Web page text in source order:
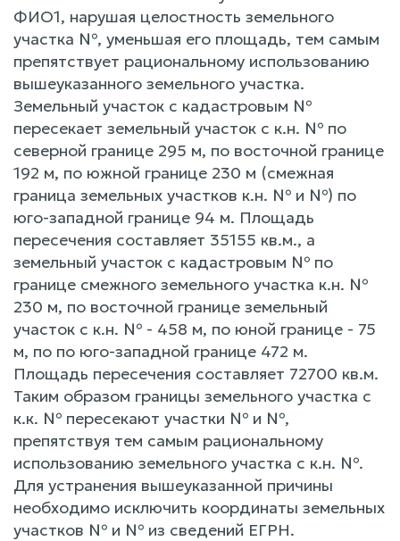
ФИО1, нарушая целостность земельного
участка №, уменьшая его площадь, тем самым
препятствует рациональному использованию
вышеуказанного земельного участка.
Земельный участок с кадастровым №
пересекает земельный участок с к.н. № по
северной границе 295 м, по восточной границе
192 м, по южной границе 230 м (смежная
граница земельных участков к.н. № и №) по
юго-западной границе 94 м. Площадь
пересечения составляет 35155 кв.м., а
земельный участок с кадастровым № по
границе смежного земельного участка к.н. №
230 м, по восточной границе земельный
участок с к.н. № - 458 м, по юной границе - 75
м, по по юго-западной границе 472 м.
Площадь пересечения составляет 72700 кв.м.
Таким образом границы земельного участка с
к.к. № пересекают участки № и №,
препятствуя тем самым рациональному
использованию земельного участка с к.н. №.
Для устранения вышеуказанной причины
необходимо исключить координаты земельных
участков № и № из сведений ЕГРН.